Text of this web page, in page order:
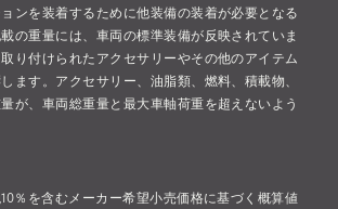
ンを装着するために他装備の装着が必要となる
の重量には、車両の標準装備が反映されていま
り付けられたアクセサリーやその他のアイテム
ます。アクセサリー、油脂類、燃料、積載物、
が、車両総重量と最大車軸荷重を超えないよう
％を含むメーカー希望小売価格に基づく概算値